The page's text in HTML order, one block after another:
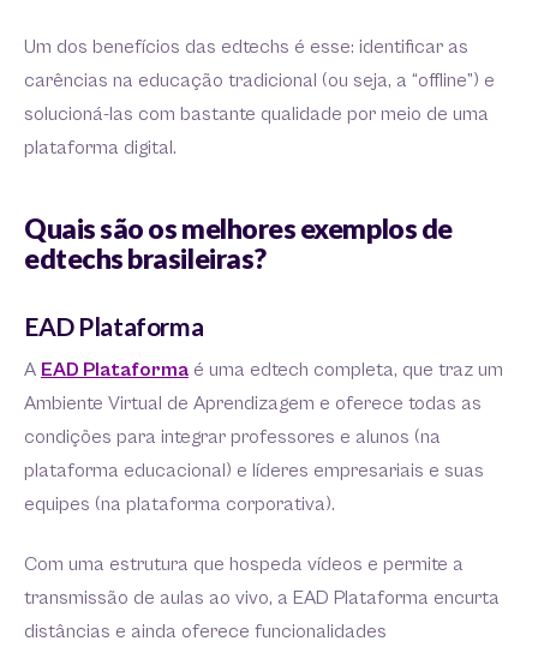
Um dos benefícios das edtechs é esse: identificar as
carências na educação tradicional (ou seja, a “offline”) e
solucioná-las com bastante qualidade por meio de uma
plataforma digital.
Quais são os melhores exemplos de
edtechs brasileiras?
EAD Plataforma
A EAD Plataforma é uma edtech completa, que traz um
Ambiente Virtual de Aprendizagem e oferece todas as
condições para integrar professores e alunos (na
plataforma educacional) e líderes empresariais e suas
equipes (na plataforma corporativa).
Com uma estrutura que hospeda vídeos e permite a
transmissão de aulas ao vivo, a EAD Plataforma encurta
distâncias e ainda oferece funcionalidades